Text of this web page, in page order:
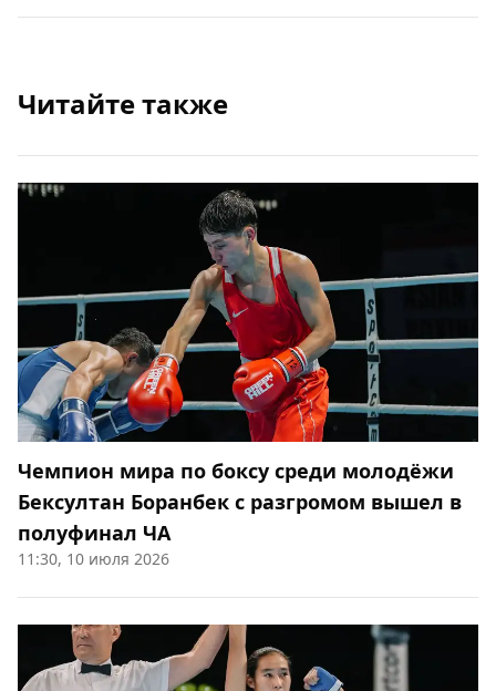
Читайте также
Чемпион мира по боксу среди молодёжи
Бексултан Боранбек с разгромом вышел в
полуфинал ЧА
11:30, 10 июля 2026